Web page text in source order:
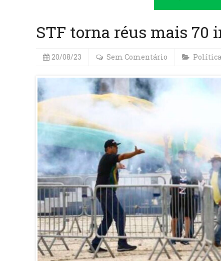
STF torna réus mais 70
20/08/23 Sem Comentário Política